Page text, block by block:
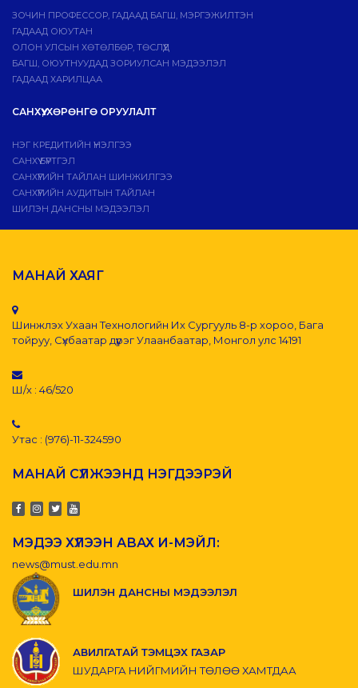
ЗОЧИН ПРОФЕССОР, ГАДААД БАГШ, МЭРГЭЖИЛТЭН
ГАДААД ОЮУТАН
ОЛОН УЛСЫН ХӨТӨЛБӨР, ТӨСЛҮҮД
БАГШ, ОЮУТНУУДАД ЗОРИУЛСАН МЭДЭЭЛЭЛ
ГАДААД ХАРИЛЦАА
САНХҮҮ, ХӨРӨНГӨ ОРУУЛАЛТ
НЭГ КРЕДИТИЙН ҮНЭЛГЭЭ
САНХҮҮ БҮРТГЭЛ
САНХҮҮГИЙН ТАЙЛАН ШИНЖИЛГЭЭ
САНХҮҮГИЙН АУДИТЫН ТАЙЛАН
ШИЛЭН ДАНСНЫ МЭДЭЭЛЭЛ
МАНАЙ ХАЯГ
Шинжлэх Ухаан Технологийн Их Сургууль 8-р хороо, Бага
тойруу, Сүхбаатар дүүрэг Улаанбаатар, Монгол улс 14191
Ш/х : 46/520
Утас : (976)-11-324590
МАНАЙ СҮЛЖЭЭНД НЭГДЭЭРЭЙ
МЭДЭЭ ХҮЛЭЭН АВАХ И-МЭЙЛ:
news@must.edu.mn
ШИЛЭН ДАНСНЫ МЭДЭЭЛЭЛ
АВИЛГАТАЙ ТЭМЦЭХ ГАЗАР
ШУДАРГА НИЙГМИЙН ТӨЛӨӨ ХАМТДАА